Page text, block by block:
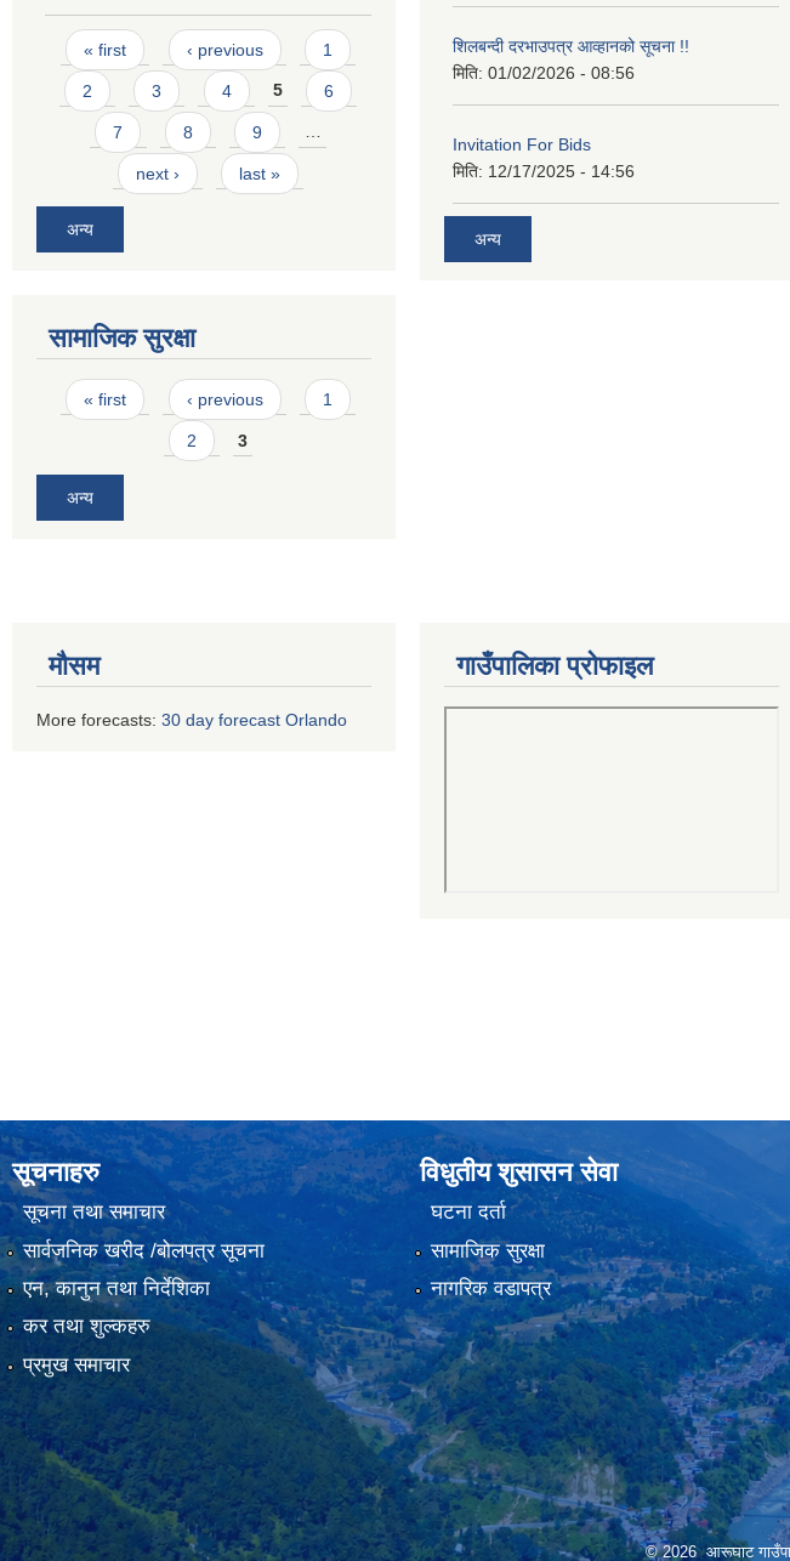
Pages
« first ‹ previous 1
2 3 4 5 6
7 8 9 …
next › last »
अन्य
सामाजिक सुरक्षा
Pages
« first ‹ previous 1
2 3
अन्य
शिलबन्दी दरभाउपत्र आव्हानको सूचना !!
मिति: 01/02/2026 - 08:56
Invitation For Bids
मिति: 12/17/2025 - 14:56
अन्य
मौसम
More forecasts: 30 day forecast Orlando
गाउँपालिका प्रोफाइल
सूचनाहरु
सूचना तथा समाचार
सार्वजनिक खरीद /बोलपत्र सूचना
एन, कानुन तथा निर्देशिका
कर तथा शुल्कहरु
प्रमुख समाचार
विधुतीय शुसासन सेवा
घटना दर्ता
सामाजिक सुरक्षा
नागरिक वडापत्र
© 2026 आरूघाट